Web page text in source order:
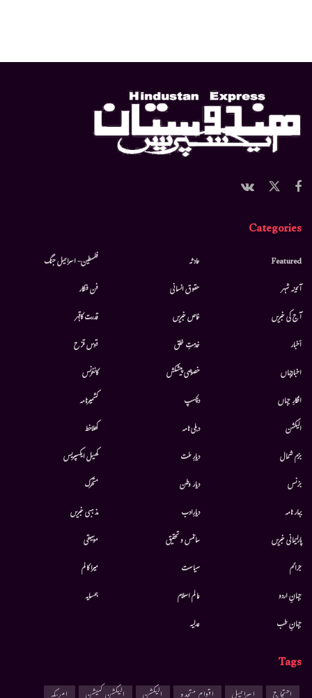
Categories
Featured
آئینہ شہر
آج کی خبریں
أخبار
اخبارجہاں
افکارِ جہاں
الیکشن
بزم شمال
بزنس
بہار نامہ
پارلیمانی خبریں
جرائم
جہانِ اردو
جہانِ طب
حادثہ
حقوق انسانی
خاص خبریں
خدمتِ خلق
خصوصی پیشکش
دلچسپ
دہلی نامہ
دیارِ ملت
دیار وطن
دیارِادب
سائنس و تحقیق
سیاست
عالم اسلام
عدلیہ
فلسطین- اسرائیل جنگ
فن فنکار
قدرت کاقہر
قوس قزح
کانفرنس
کشمیرنامہ
کھلاخط
کھیل ایکسپریس
متحرك
مذہبی خبریں
موسيقى
میرا کالم
ہمسایہ
Tags